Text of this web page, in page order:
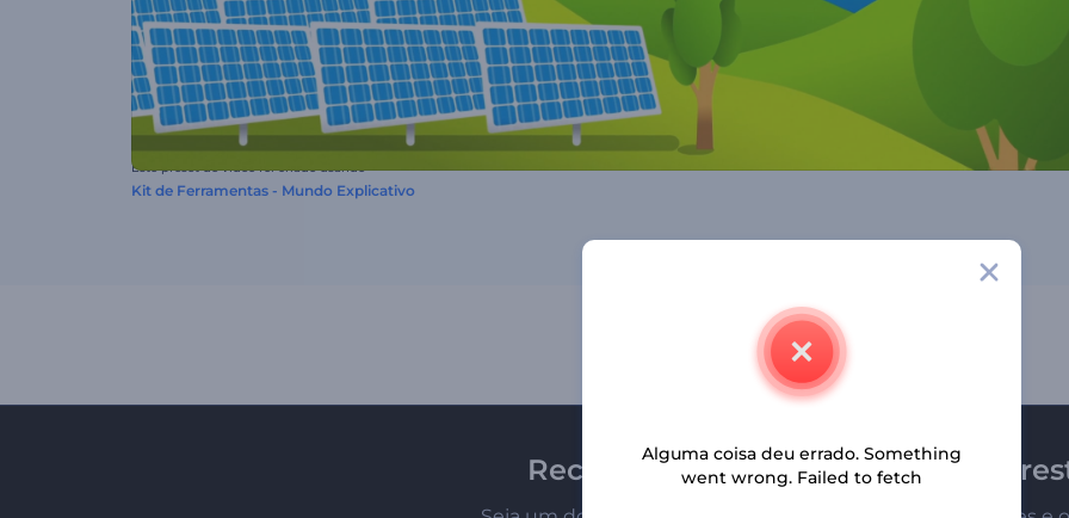
Este preset de vídeo foi criado usando
Kit de Ferramentas - Mundo Explicativo
Receba a newsletter da
Alguma coisa deu errado. Something
went wrong. Failed to fetch